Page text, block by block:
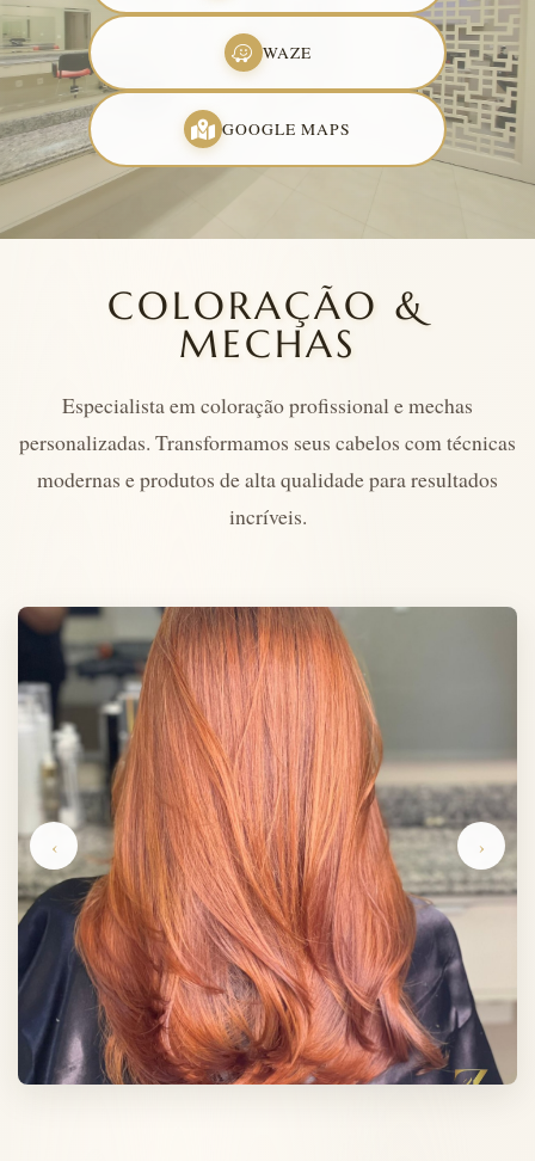
WAZE
GOOGLE MAPS
COLORAÇÃO &
MECHAS
Especialista em coloração profissional e mechas
personalizadas. Transformamos seus cabelos com técnicas
modernas e produtos de alta qualidade para resultados
incríveis.
‹ ›